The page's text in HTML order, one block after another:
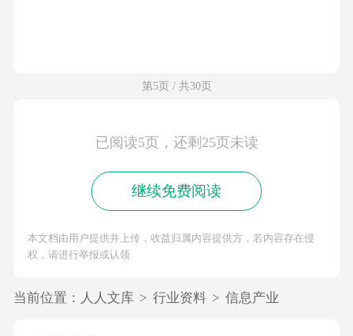
第5页 / 共30页
已阅读5页，还剩25页未读
继续免费阅读
本文档由用户提供并上传，收益归属内容提供方，若内容存在侵
权，请进行举报或认领
当前位置： 人人文库 > 行业资料 > 信息产业